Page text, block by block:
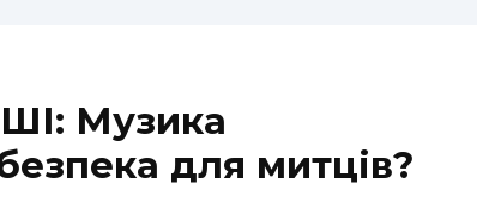
Музика
для митців?